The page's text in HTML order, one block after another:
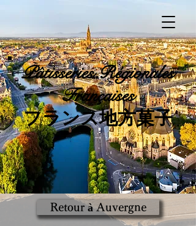
PâtisseriesRégionales
Françaises
​フランス地方菓子
Retour à Auvergne